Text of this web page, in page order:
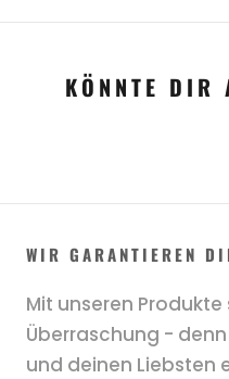
KÖNNTE DIR
WIR GARANTIEREN
Mit unseren
Überraschung -
und deinen Liebsten